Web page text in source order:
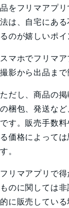
品をフリマアプ
法は、自宅にあ
るのが嬉しいポイ
スマホでフリマ
撮影から出品まで
ただし、商品の
の梱包、発送な
です。販売手数
る価格によって
す。
フリマアプリで
ものに関しては
的に販売してい